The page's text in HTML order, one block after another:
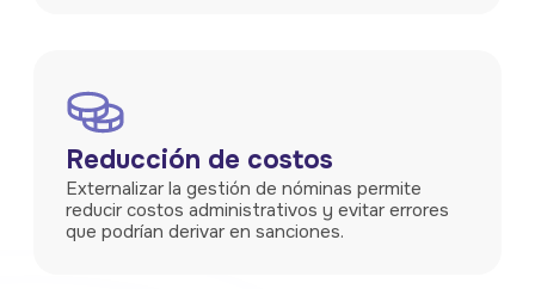
Reducción de costos
Externalizar la gestión de nóminas permite
reducir costos administrativos y evitar errores
que podrían derivar en sanciones.